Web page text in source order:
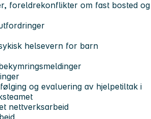
foreldrekonflikter om fast bosted og
helsevern for barn
og evaluering av hjelpetiltak i
nettverksarbeid